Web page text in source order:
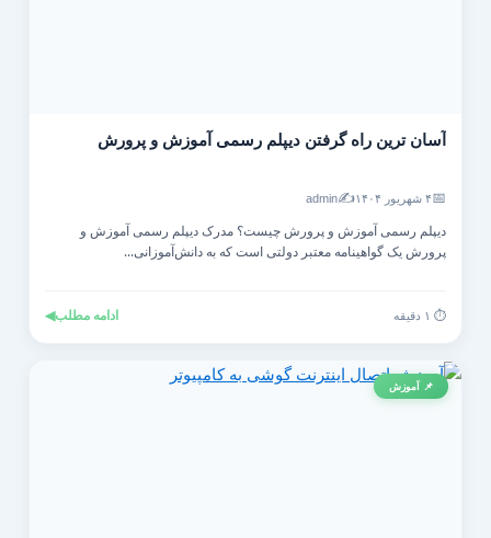
آسان ترین راه گرفتن دیپلم رسمی آموزش و پرورش
۴ شهریور ۱۴۰۴ ✍️
admin
دیپلم رسمی آموزش و پرورش چیست؟ مدرک دیپلم رسمی آموزش و
پرورش یک گواهینامه معتبر دولتی است که به دانش‌آموزانی...
ادامه مطلب◀
📌 آموزش